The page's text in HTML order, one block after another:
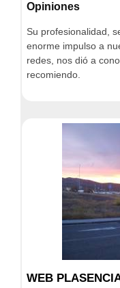
Opiniones
Su profesionalidad,
enorme impulso a
redes, nos dió a
recomiendo.
WEB